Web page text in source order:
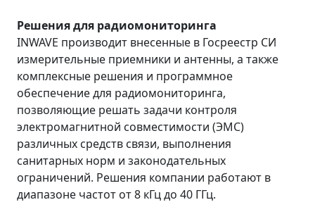
Решения для радиомониторинга
INWAVE производит внесенные в Госреестр СИ
измерительные приемники и антенны, а также
комплексные решения и программное
обеспечение для радиомониторинга,
позволяющие решать задачи контроля
электромагнитной совместимости (ЭМС)
различных средств связи, выполнения
санитарных норм и законодательных
ограничений. Решения компании работают в
диапазоне частот от 8 кГц до 40 ГГц.